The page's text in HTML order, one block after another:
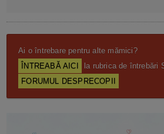
Ai o întrebare pentru alte mămici?
ÎNTREABĂ AICI
la rubrica de întrebări
FORUMUL DESPRECOPII